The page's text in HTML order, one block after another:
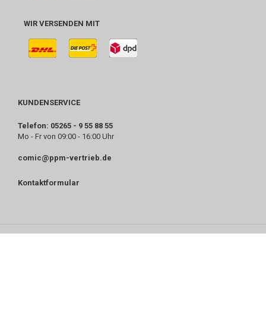
WIR VERSENDEN MIT
KUNDENSERVICE
Telefon: 05265 - 9 55 88 55
Mo - Fr von 09:00 - 16:00 Uhr
comic@ppm-vertrieb.de
Kontaktformular